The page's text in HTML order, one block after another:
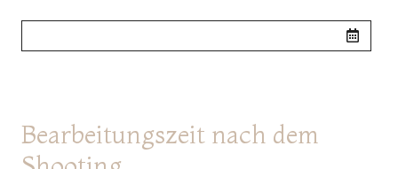
Bearbeitungszeit nach dem